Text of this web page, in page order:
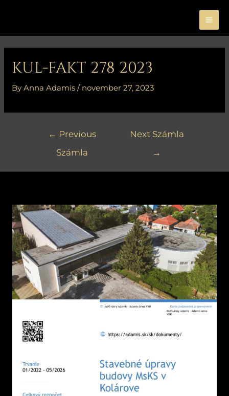
content
KUL-FAKT 278 2023
ByAnna Adamis/ november 27, 2023
← Previous
Számla
Next Számla
→